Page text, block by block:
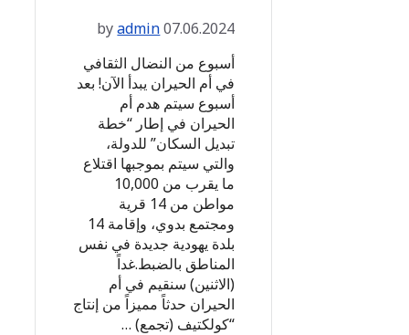
07.06.2024
byadmin
أسبوع من النضال الثقافي
في أم الحيران يبدأ الآن! بعد
أسبوع سيتم هدم أم
الحيران في إطار “خطة
تبديل السكان” للدولة،
والتي سيتم بموجبها اقتلاع
ما يقرب من 10,000
مواطن من 14 قرية
ومجتمع بدوي، وإقامة 14
بلدة يهودية جديدة في نفس
المناطق بالضبط.غداً
(الاثنين) سنقيم في أم
الحيران حدثاً مميزاً من إنتاج
“كولكتيف (تجمع) …